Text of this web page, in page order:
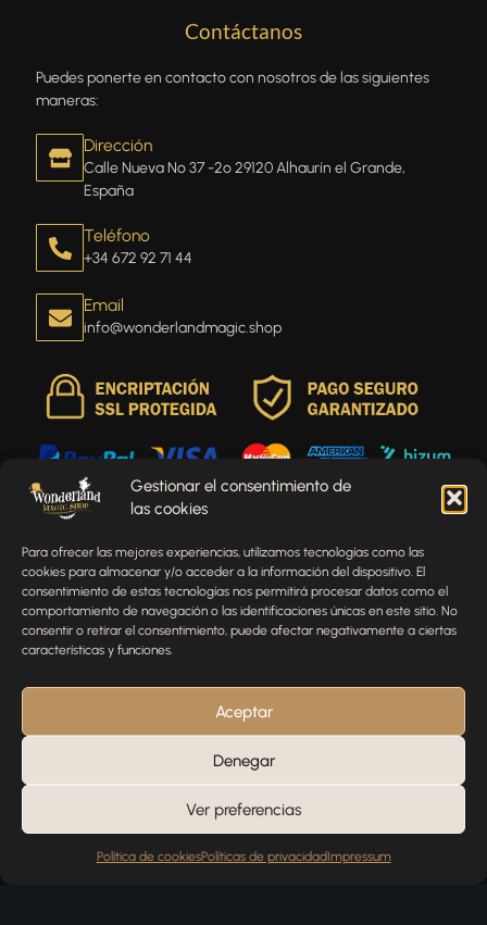
Gestionar el consentimiento de
las cookies
Para ofrecer las mejores experiencias, utilizamos tecnologías como las
cookies para almacenar y/o acceder a la información del dispositivo. El
consentimiento de estas tecnologías nos permitirá procesar datos como el
comportamiento de navegación o las identificaciones únicas en este sitio. No
consentir o retirar el consentimiento, puede afectar negativamente a ciertas
características y funciones.
Aceptar
Denegar
Ver preferencias
Política de cookiesPolíticas de privacidadImpressum
Contáctanos
Puedes ponerte en contacto con nosotros de las siguientes
maneras:
Dirección
Calle Nueva Nº 37 -2º 29120 Alhaurín el Grande,
España
Teléfono
+34 672 92 71 44
Email
info@wonderlandmagic.shop
Envíenos un mensaje
¿Tienes alguna pregunta, comentario o necesitas ayuda
con tu pedido? Estamos aquí para ayudarte.
NOMBRE
EMAIL
MENSAJE